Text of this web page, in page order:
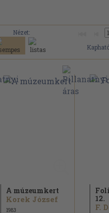
Nézet:
A múzeumkert
Korek József
1983
12.